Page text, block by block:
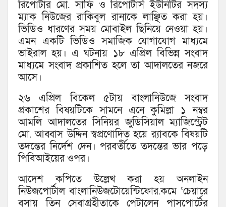
রিপোর্টার মো. সাফি ও রিপোর্টার্স ইউনিটির সদস্য
ম্যাক নিউজের রাকিবুল রানাকে লাঞ্ছিত করা হয়।
ভিডিও ধারণের সময় মোবাইল ছিনিয়ে নেওয়া হয়।
এমন একটি ভিডিও সমাজিক যোগাযোগ মাধ্যমে
ভাইরাল হয়। এ ঘটনায় ১৮ এপ্রিল বিভিন্ন সংবাদ
মাধ্যমে সংবাদ প্রকাশিত হলে তা আদালতের নজরে
আসে।
২৬ এপ্রিল বিকেল ৫টায় বাংলানিউজে সংবাদ
প্রকাশের বিষয়টিকে সামনে এনে কুমিল্লা ১ নম্বর
আমলি আদালতের সিনিয়র জুডিসিয়াল ম্যাজিস্ট্রেট
মো. আব্বাস উদ্দিন স্বপ্রণোদিত হয়ে র‌্যাবকে বিষয়টি
তদন্তের নির্দেশ দেন। পরবর্তীতে তদন্তের ভার পড়ে
পিবিআইয়ের ওপর।
আদেশ কপিতে উল্লেখ করা হয় অনলাইন
নিউজপোর্টাল বাংলানিউজটোয়েন্টিফোর.কমে ‘চেয়ারে
বসায় তিন সেবাগ্রহীতাকে পেটালেন পাসপোর্টের